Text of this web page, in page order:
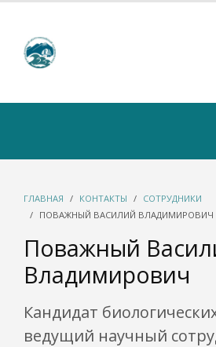
ГЛАВНАЯ КОНТАКТЫ
СОТРУДНИКИ
ПОВАЖНЫЙ ВАСИЛИЙ ВЛАДИМИРОВИЧ
Поважный
Владимирович
Кандидат
ведущий научный